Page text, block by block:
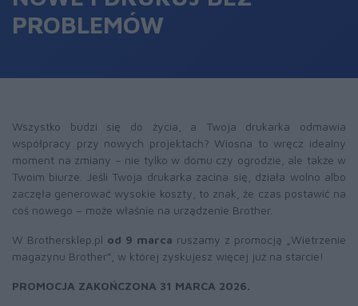
PROBLEMÓW
Wszystko budzi się do życia, a Twoja drukarka odmawia
współpracy przy nowych projektach? Wiosna to wręcz idealny
moment na zmiany – nie tylko w domu czy ogrodzie, ale także w
Twoim biurze. Jeśli Twoja drukarka zacina się, działa wolno albo
zaczęła generować wysokie koszty, to znak, że czas postawić na
coś nowego – może właśnie na urządzenie Brother.
W Brothersklep.pl od 9 marca ruszamy z promocją „Wietrzenie
magazynu Brother”, w której zyskujesz więcej już na starcie!
PROMOCJA ZAKOŃCZONA 31 MARCA 2026.